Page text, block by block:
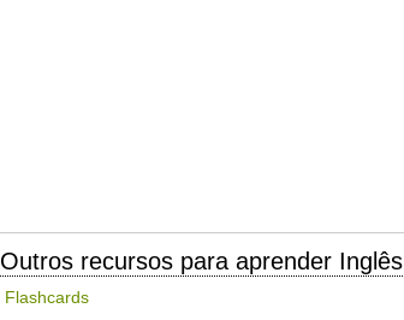
Outros recursos para aprender Inglês
Flashcards